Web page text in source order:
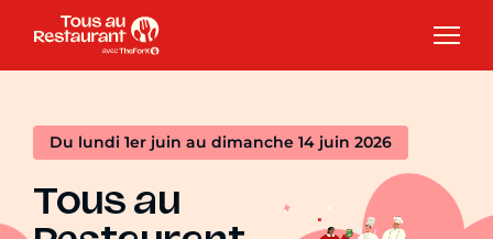
Du lundi 1er juin au dimanche 14 juin 2026
Tous au